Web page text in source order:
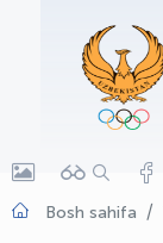
Bosh sahifa
Onlayn ·